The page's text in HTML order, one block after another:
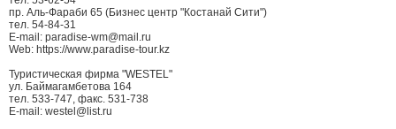
пр. Аль-Фараби 65 (Бизнес центр "Костанай Сити")
тел. 54-84-31
E-mail: paradise-wm@mail.ru
Web: https://www.paradise-tour.kz
Туристическая фирма "WESTEL"
ул. Баймагамбетова 164
тел. 533-747, факс. 531-738
E-mail: westel@list.ru